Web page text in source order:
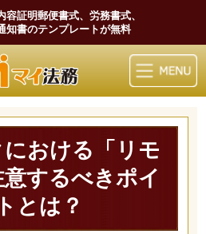
容証明郵便書式、労務書式、
知書のテンプレートが無料
マイ法務
おける「リモ
するべきポイ
とは？